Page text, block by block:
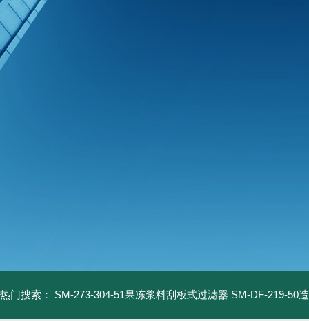
热门搜索： SM-273-304-51果冻浆料刮板式过滤器 SM-DF-219-50